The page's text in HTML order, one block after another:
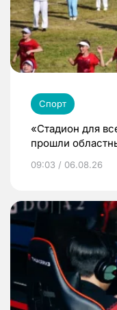
Спорт
«Стадион для
прошли
09:03 / 06.08.26